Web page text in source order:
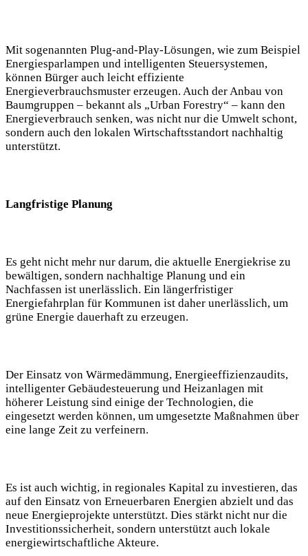
Mit sogenannten Plug-and-Play-Lösungen, wie zum Beispiel
Energiesparlampen und intelligenten Steuersystemen,
können Bürger auch leicht effiziente
Energieverbrauchsmuster erzeugen. Auch der Anbau von
Baumgruppen – bekannt als „Urban Forestry“ – kann den
Energieverbrauch senken, was nicht nur die Umwelt schont,
sondern auch den lokalen Wirtschaftsstandort nachhaltig
unterstützt.
Langfristige Planung
Es geht nicht mehr nur darum, die aktuelle Energiekrise zu
bewältigen, sondern nachhaltige Planung und ein
Nachfassen ist unerlässlich. Ein längerfristiger
Energiefahrplan für Kommunen ist daher unerlässlich, um
grüne Energie dauerhaft zu erzeugen.
Der Einsatz von Wärmedämmung, Energieeffizienzaudits,
intelligenter Gebäudesteuerung und Heizanlagen mit
höherer Leistung sind einige der Technologien, die
eingesetzt werden können, um umgesetzte Maßnahmen über
eine lange Zeit zu verfeinern.
Es ist auch wichtig, in regionales Kapital zu investieren, das
auf den Einsatz von Erneuerbaren Energien abzielt und das
neue Energieprojekte unterstützt. Dies stärkt nicht nur die
Investitionssicherheit, sondern unterstützt auch lokale
energiewirtschaftliche Akteure.